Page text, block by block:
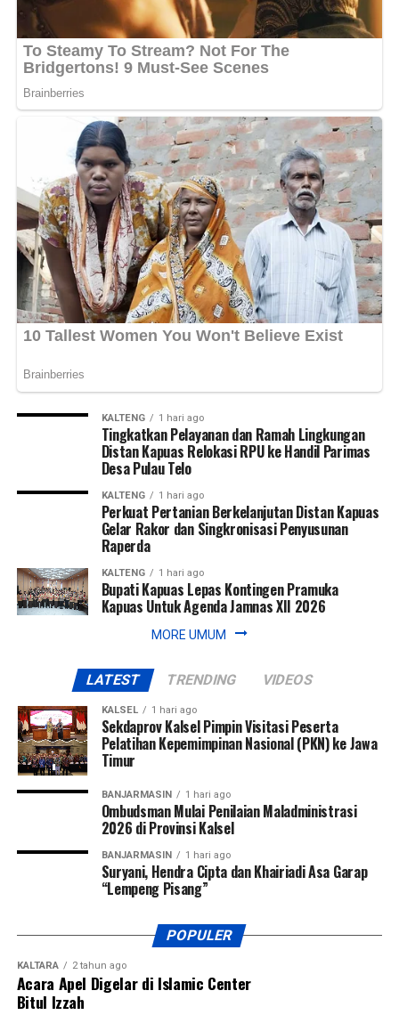
pelayanan terbaik kepada nasabah,” pungkasnya. (*)
Views: 265
Bagikan ke
WhatsApp 0 Facebook
Messenger 0 Twitter/X 0
KALTENG 1 hari ago
Tingkatkan Pelayanan dan Ramah Lingkungan
Distan Kapuas Relokasi RPU ke Handil Parimas
Desa Pulau Telo
KALTENG 1 hari ago
Perkuat Pertanian Berkelanjutan Distan Kapuas
Gelar Rakor dan Singkronisasi Penyusunan
Raperda
KALTENG 1 hari ago
Bupati Kapuas Lepas Kontingen Pramuka
Kapuas Untuk Agenda Jamnas XII 2026
MORE UMUM
LATEST TRENDING VIDEOS
KALSEL 1 hari ago
Sekdaprov Kalsel Pimpin Visitasi Peserta
Pelatihan Kepemimpinan Nasional (PKN) ke Jawa
Timur
BANJARMASIN 1 hari ago
Ombudsman Mulai Penilaian Maladministrasi
2026 di Provinsi Kalsel
BANJARMASIN 1 hari ago
Suryani, Hendra Cipta dan Khairiadi Asa Garap
“Lempeng Pisang”
POPULER
KALTARA 2 tahun ago
Acara Apel Digelar di Islamic Center
Bitul Izzah